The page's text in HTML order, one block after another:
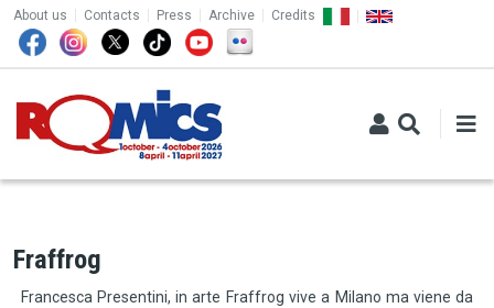
Skip to main content
TOP MENU
About us Contacts Press Archive Credits
Fraffrog
Francesca Presentini, in arte Fraffrog vive a Milano ma viene da